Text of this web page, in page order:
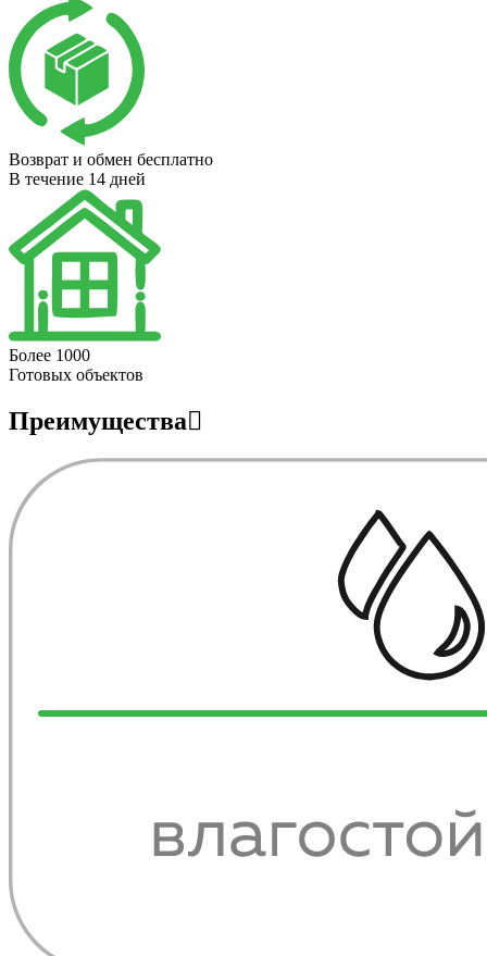
Возврат и обмен бесплатно
В течение 14 дней
Более 1000
Готовых объектов
Преимущества